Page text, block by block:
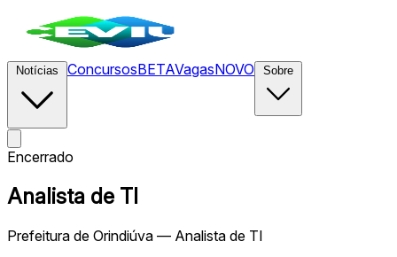
ConcursosBETAVagasNOVO
Encerrado
Analista de TI
Prefeitura de Orindiúva — Analista de TI